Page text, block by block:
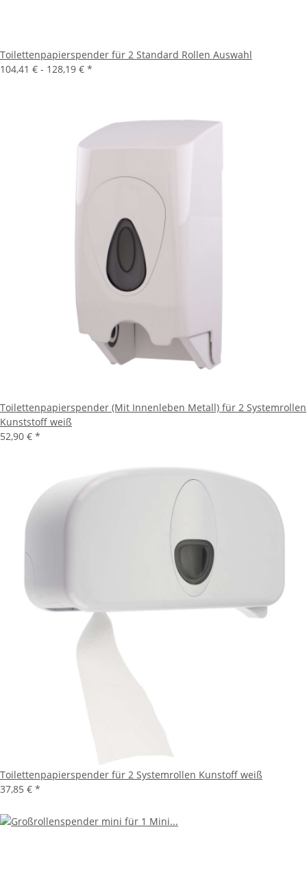
Toilettenpapierspender für 2 Standard Rollen Auswahl
104,41 € - 128,19 € *
Toilettenpapierspender (Mit Innenleben Metall) für 2 Systemrollen
Kunststoff weiß
52,90 € *
Toilettenpapierspender für 2 Systemrollen Kunstoff weiß
37,85 € *